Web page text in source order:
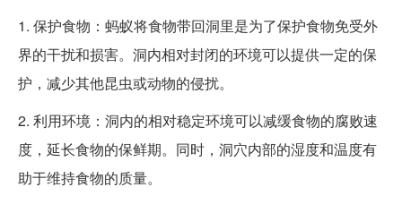
1. 保护食物：蚂蚁将食物带回洞里是为了保护食物免受外
界的干扰和损害。洞内相对封闭的环境可以提供一定的保
护，减少其他昆虫或动物的侵扰。
2. 利用环境：洞内的相对稳定环境可以减缓食物的腐败速
度，延长食物的保鲜期。同时，洞穴内部的湿度和温度有
助于维持食物的质量。